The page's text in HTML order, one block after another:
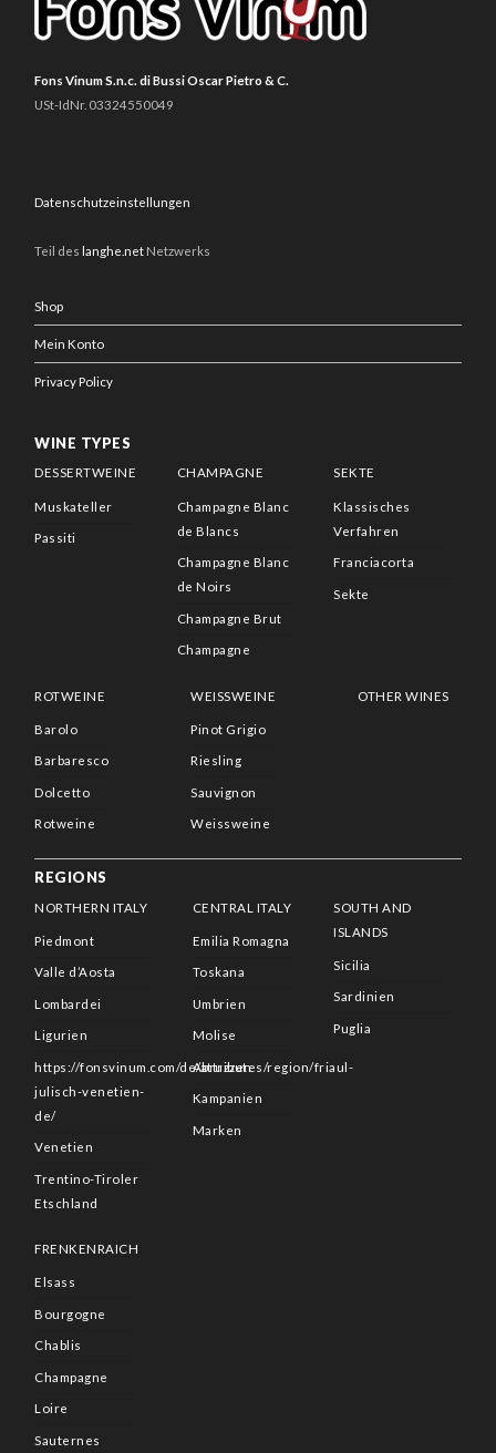
Fons Vinum S.n.c. di Bussi Oscar Pietro & C.
USt-IdNr. 03324550049
Datenschutzeinstellungen
Teil des langhe.net Netzwerks
Shop
Mein Konto
Privacy Policy
WINE TYPES
DESSERTWEINE
Muskateller
Passiti
CHAMPAGNE
Champagne Blanc
de Blancs
Champagne Blanc
de Noirs
Champagne Brut
Champagne
SEKTE
Klassisches
Verfahren
Franciacorta
Sekte
ROTWEINE
Barolo
Barbaresco
Dolcetto
Rotweine
WEISSWEINE
Pinot Grigio
Riesling
Sauvignon
Weissweine
OTHER WINES
REGIONS
NORTHERN ITALY
Piedmont
Valle d’Aosta
Lombardei
Ligurien
https://fonsvinum.com/de/attributes/region/friaul-
julisch-venetien-
de/
Venetien
Trentino-Tiroler
Etschland
CENTRAL ITALY
Emilia Romagna
Toskana
Umbrien
Molise
Abruzzen
Kampanien
Marken
SOUTH AND
ISLANDS
Sicilia
Sardinien
Puglia
FRENKENRAICH
Elsass
Bourgogne
Chablis
Champagne
Loire
Sauternes